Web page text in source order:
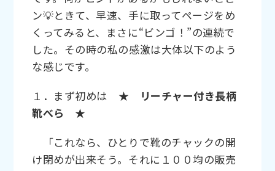
ン💡ときて、早速、手に取ってページをめ
くってみると、まさに“ビンゴ！”の連続で
した。その時の私の感激は大体以下のよう
な感じです。
１．まず初めは ★ リーチャー付き長柄
靴べら ★
「これなら、ひとりで靴のチャックの開
け閉めが出来そう。それに１００均の販売